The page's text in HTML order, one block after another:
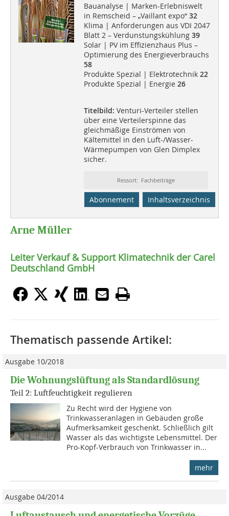
Bauanalyse | Marken-Erlebniswelt
in Remscheid – „Vaillant expo“ 32
Klima | Anforderungen aus VDI 2047
Blatt 2 – Verdunstungskühlung 39
Solar | PV im Effizienzhaus Plus –
Optimierung des Energieverbrauchs
58
Produkte Spezial | Elektrotechnik 22
Produkte Spezial | Energie 26
Titelbild: Venturi-Verteiler stellen
über eine Verteilerspinne das
gleichmäßige Einströmen von
Kältemittel in den Luft-/Wasser-
Wärmepumpen von Glen Dimplex
sicher.
Ressort: Fachbeiträge
Abonnement Inhaltsverzeichnis
Arne Müller
Leiter Verkauf & Support Klimatechnik der Carel
Deutschland GmbH
Thematisch passende Artikel:
Ausgabe 10/2018
Die Wohnungslüftung als Standardlösung
Teil 2: Luftfeuchtigkeit regulieren
Zu Recht wird der Hygiene von
Trinkwasseranlagen in Gebäuden große
Aufmerksamkeit geschenkt. Schließlich gilt
Wasser als das wichtigste Lebensmittel. Der
Pro-Kopf-Verbrauch von Trinkwasser in...
mehr
Ausgabe 04/2014